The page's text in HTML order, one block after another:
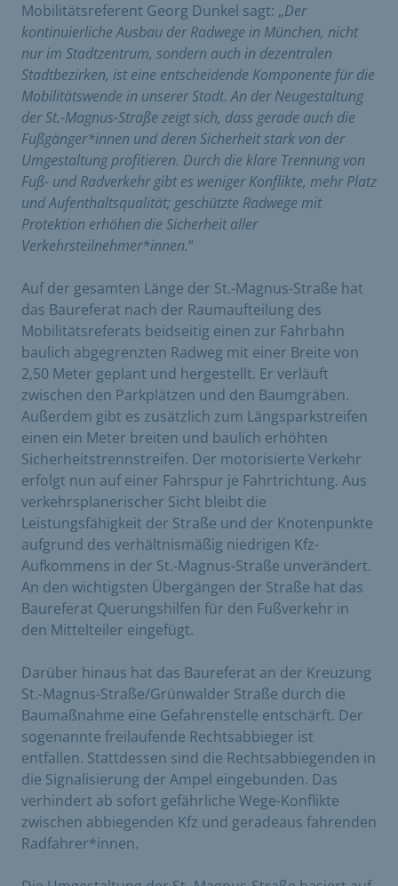
Mobilitätsreferent Georg Dunkel sagt: „Der
kontinuierliche Ausbau der Radwege in München, nicht
nur im Stadtzentrum, sondern auch in dezentralen
Stadtbezirken, ist eine entscheidende Komponente für die
Mobilitätswende in unserer Stadt. An der Neugestaltung
der St.-Magnus-Straße zeigt sich, dass gerade auch die
Fußgänger*innen und deren Sicherheit stark von der
Umgestaltung profitieren. Durch die klare Trennung von
Fuß- und Radverkehr gibt es weniger Konflikte, mehr Platz
und Aufenthaltsqualität; geschützte Radwege mit
Protektion erhöhen die Sicherheit aller
Verkehrsteilnehmer*innen.“
Auf der gesamten Länge der St.-Magnus-Straße hat
das Baureferat nach der Raumaufteilung des
Mobilitätsreferats beidseitig einen zur Fahrbahn
baulich abgegrenzten Radweg mit einer Breite von
2,50 Meter geplant und hergestellt. Er verläuft
zwischen den Parkplätzen und den Baumgräben.
Außerdem gibt es zusätzlich zum Längsparkstreifen
einen ein Meter breiten und baulich erhöhten
Sicherheitstrennstreifen. Der motorisierte Verkehr
erfolgt nun auf einer Fahrspur je Fahrtrichtung. Aus
verkehrsplanerischer Sicht bleibt die
Leistungsfähigkeit der Straße und der Knotenpunkte
aufgrund des verhältnismäßig niedrigen Kfz-
Aufkommens in der St.-Magnus-Straße unverändert.
An den wichtigsten Übergängen der Straße hat das
Baureferat Querungshilfen für den Fußverkehr in
den Mittelteiler eingefügt.
Darüber hinaus hat das Baureferat an der Kreuzung
St.-Magnus-Straße/Grünwalder Straße durch die
Baumaßnahme eine Gefahrenstelle entschärft. Der
sogenannte freilaufende Rechtsabbieger ist
entfallen. Stattdessen sind die Rechtsabbiegenden in
die Signalisierung der Ampel eingebunden. Das
verhindert ab sofort gefährliche Wege-Konflikte
zwischen abbiegenden Kfz und geradeaus fahrenden
Radfahrer*innen.